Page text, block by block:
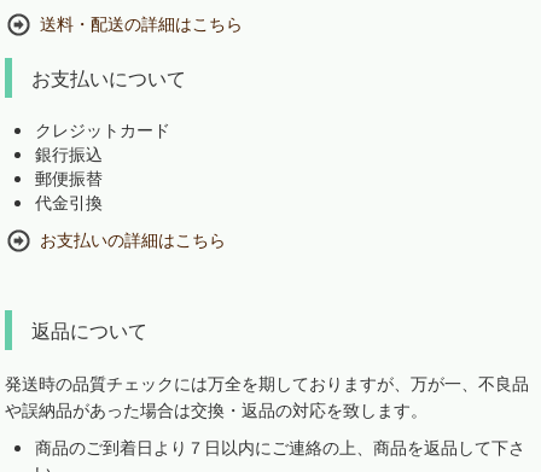
送料・配送の詳細はこちら
お支払いについて
クレジットカード
銀行振込
郵便振替
代金引換
お支払いの詳細はこちら
返品について
発送時の品質チェックには万全を期しておりますが、万が一、不良品
や誤納品があった場合は交換・返品の対応を致します。
商品のご到着日より７日以内にご連絡の上、商品を返品して下さ